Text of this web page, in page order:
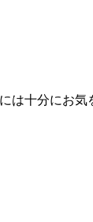
は十分にお気